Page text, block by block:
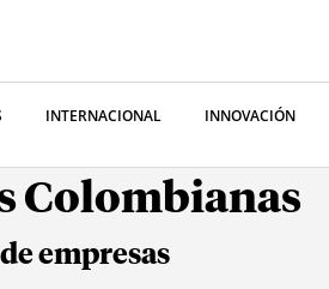
INTERNACIONAL INNOVACIÓN
Colombianas
empresas